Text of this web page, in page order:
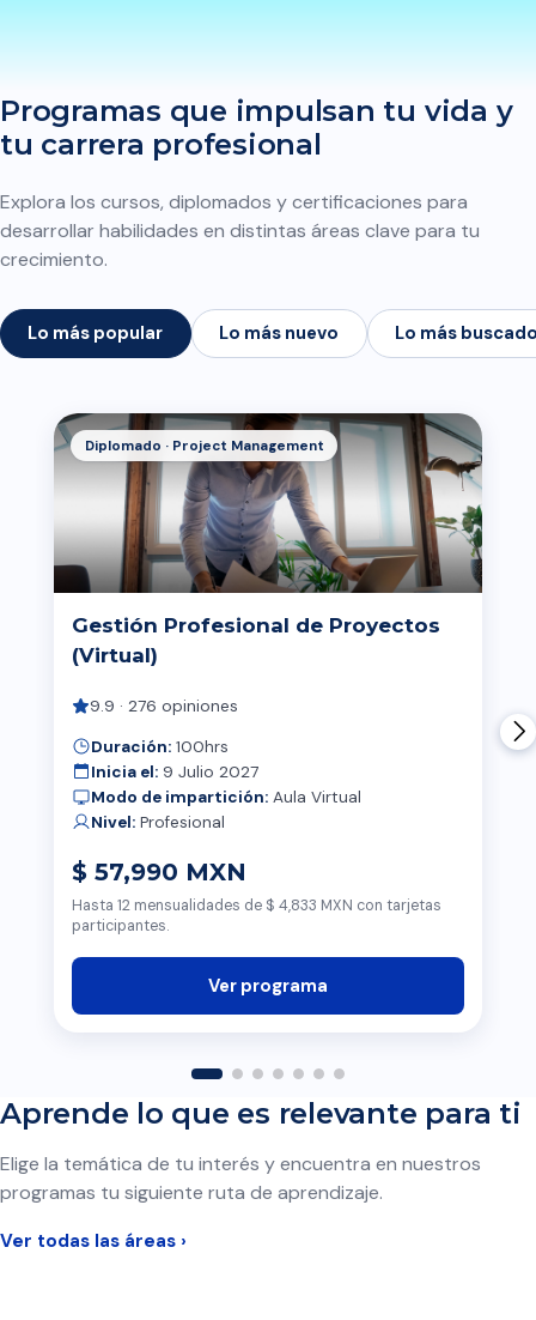
Programas que impulsan tu vida y
tu carrera profesional
Explora los cursos, diplomados y certificaciones para
desarrollar habilidades en distintas áreas clave para tu
crecimiento.
Lo más popular Lo más nuevo Lo más
Diplomado · Project Management
Gestión Profesional de Proyectos
(Virtual)
9.9 · 276 opiniones
Duración: 100hrs
Inicia el: 9 Julio 2027
Modo de impartición: Aula Virtual
Nivel: Profesional
$ 57,990 MXN
Hasta 12 mensualidades de $ 4,833 MXN con tarjetas
participantes.
Ver programa
Aprende lo que es relevante para ti
Elige la temática de tu interés y encuentra en nuestros
programas tu siguiente ruta de aprendizaje.
Ver todas las áreas ›